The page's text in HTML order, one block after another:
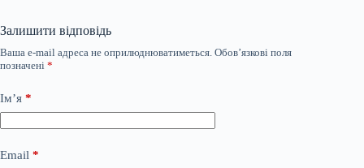
Залишити відповідь
Ваша e-mail адреса не оприлюднюватиметься. Обов’язкові поля
позначені *
Ім’я *
Email *